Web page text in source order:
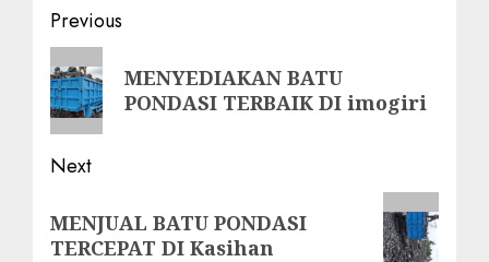
Post
navigation
Previous
Previous
post:
MENYEDIAKAN BATU
PONDASI TERBAIK DI imogiri
Next
post:
MENJUAL BATU PONDASI
TERCEPAT DI Kasihan